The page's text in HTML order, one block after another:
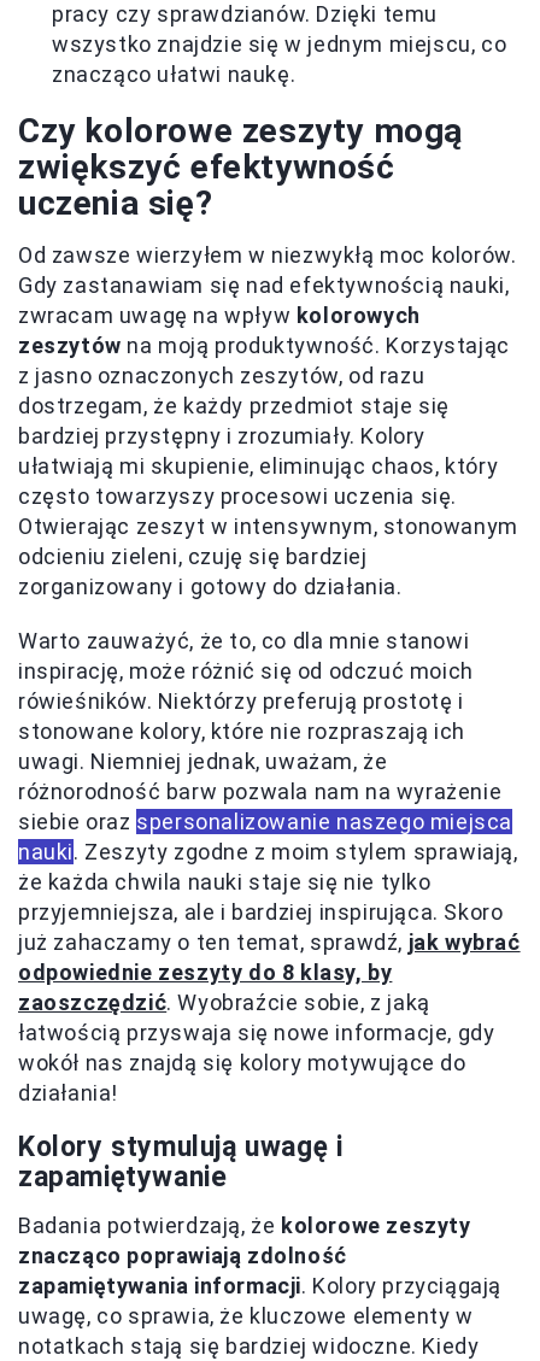
pracy czy sprawdzianów. Dzięki temu
wszystko znajdzie się w jednym miejscu, co
znacząco ułatwi naukę.
Czy kolorowe zeszyty mogą
zwiększyć efektywność
uczenia się?
Od zawsze wierzyłem w niezwykłą moc kolorów.
Gdy zastanawiam się nad efektywnością nauki,
zwracam uwagę na wpływ kolorowych
zeszytów na moją produktywność. Korzystając
z jasno oznaczonych zeszytów, od razu
dostrzegam, że każdy przedmiot staje się
bardziej przystępny i zrozumiały. Kolory
ułatwiają mi skupienie, eliminując chaos, który
często towarzyszy procesowi uczenia się.
Otwierając zeszyt w intensywnym, stonowanym
odcieniu zieleni, czuję się bardziej
zorganizowany i gotowy do działania.
Warto zauważyć, że to, co dla mnie stanowi
inspirację, może różnić się od odczuć moich
rówieśników. Niektórzy preferują prostotę i
stonowane kolory, które nie rozpraszają ich
uwagi. Niemniej jednak, uważam, że
różnorodność barw pozwala nam na wyrażenie
siebie oraz spersonalizowanie naszego miejsca
nauki. Zeszyty zgodne z moim stylem sprawiają,
że każda chwila nauki staje się nie tylko
przyjemniejsza, ale i bardziej inspirująca. Skoro
już zahaczamy o ten temat, sprawdź, jak wybrać
odpowiednie zeszyty do 8 klasy, by
zaoszczędzić. Wyobraźcie sobie, z jaką
łatwością przyswaja się nowe informacje, gdy
wokół nas znajdą się kolory motywujące do
działania!
Kolory stymulują uwagę i
zapamiętywanie
Badania potwierdzają, że kolorowe zeszyty
znacząco poprawiają zdolność
zapamiętywania informacji. Kolory przyciągają
uwagę, co sprawia, że kluczowe elementy w
notatkach stają się bardziej widoczne. Kiedy